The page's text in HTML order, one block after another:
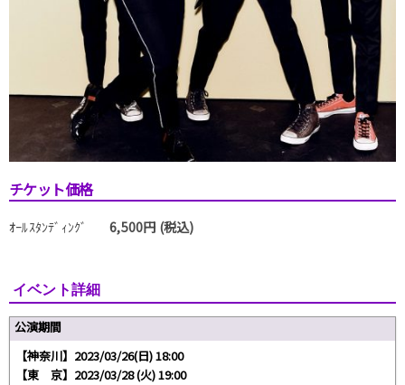
チケット価格
ｵｰﾙｽﾀﾝﾃﾞｨﾝｸﾞ 6,500円 (税込)
イベント詳細
公演期間
【神奈川】2023/03/26(日) 18:00
【東 京】2023/03/28 (火) 19:00